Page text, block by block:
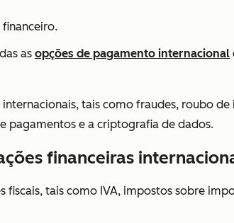
financeiro.
as opções de pagamento internacional
tais como fraudes, roubo
pagamentos e a criptografia de dados.
financeiras
fiscais, tais como IVA, impostos sobre